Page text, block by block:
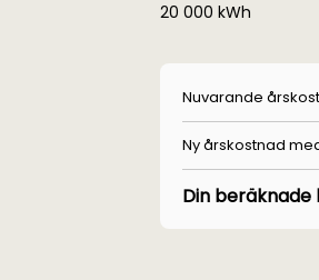
20 000 kWh
Nuvarande
Ny årskostnad
Din beräknade